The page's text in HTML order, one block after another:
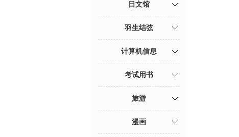
日文馆
羽生结弦
计算机信息
考试用书
旅游
漫画